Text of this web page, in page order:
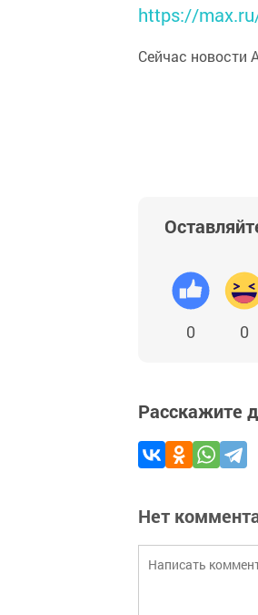
https://
Сейчас новости
0 0
Расскажите
Нет